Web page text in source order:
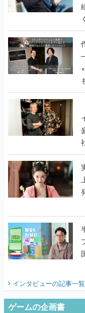
インタビューの記事一覧
ゲームの企画書